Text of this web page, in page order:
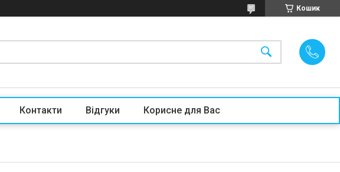
Кошик
Контакти Відгуки Корисне для Вас